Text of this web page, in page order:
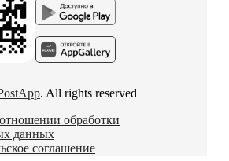
. All rights reserved
обработки
данных
соглашение